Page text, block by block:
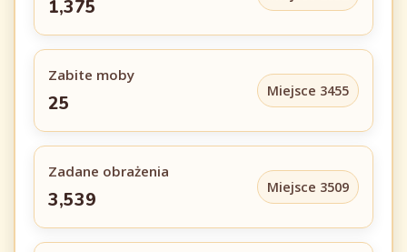
1,375
Zabite moby
25
Miejsce 3455
Zadane obrażenia
3,539
Miejsce 3509